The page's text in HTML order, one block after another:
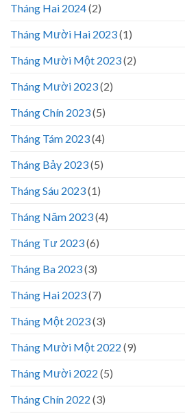
Tháng Hai 2024(2)
Tháng Mười Hai 2023(1)
Tháng Mười Một 2023(2)
Tháng Mười 2023(2)
Tháng Chín 2023(5)
Tháng Tám 2023(4)
Tháng Bảy 2023(5)
Tháng Sáu 2023(1)
Tháng Năm 2023(4)
Tháng Tư 2023(6)
Tháng Ba 2023(3)
Tháng Hai 2023(7)
Tháng Một 2023(3)
Tháng Mười Một 2022 (9)
Tháng Mười 2022 (5)
Tháng Chín 2022 (3)